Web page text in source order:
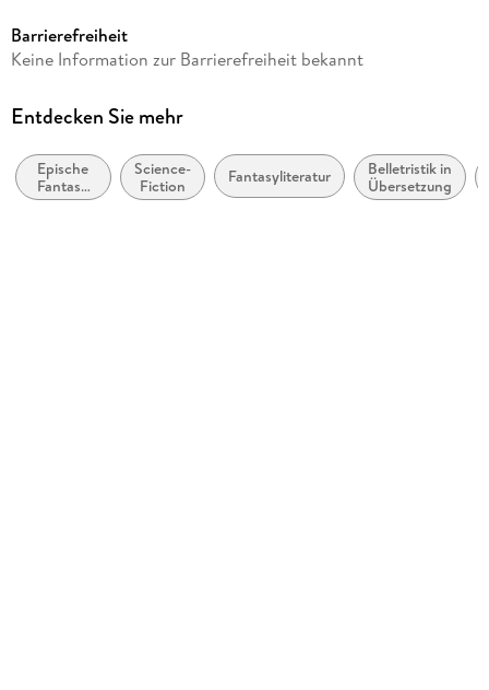
Reihe
Autor/Autorin
Übersetzung
Hans-Ulrich Möhring
Barrierefreiheit
Keine Information zur Barrierefreiheit bekannt
Entdecken Sie mehr
Epische
Fantasy
(High
Science-
Fiction
Fantasyliteratur
Belletristik in
Übersetzung